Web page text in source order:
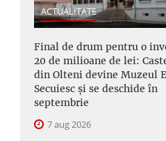
ACTUALITATE
Final de drum pentru o
20 de milioane de lei:
din Olteni devine Muzeul
Secuiesc și se deschide în
septembrie
7 aug 2026